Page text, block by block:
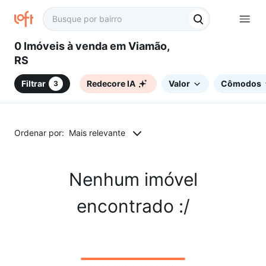
0 Imóveis à venda em Viamão,
RS
Filtrar 3 Redecore IA Valor Cômodos
Ordenar por: Mais relevante
Nenhum imóvel
encontrado :/